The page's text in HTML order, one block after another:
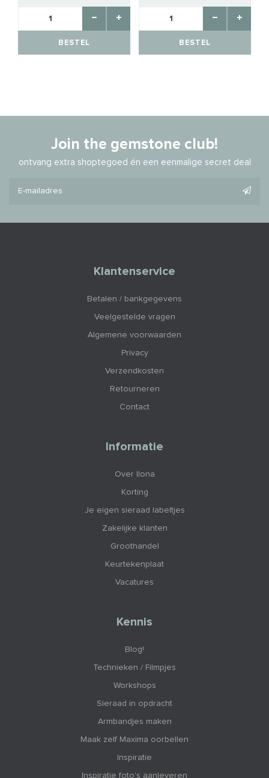
BESTEL BESTEL
Join the gemstone club!
ontvang extra shoptegoed én een eenmalige secret deal
Klantenservice
Betalen / bankgegevens
Veelgestelde vragen
Algemene voorwaarden
Privacy
Verzendkosten
Retourneren
Contact
Informatie
Over Ilona
Korting
Je eigen sieraad labeltjes
Zakelijke klanten
Groothandel
Keurtekenplaat
Vacatures
Kennis
Blog!
Technieken / Filmpjes
Workshops
Sieraad in opdracht
Armbandjes maken
Maak zelf Maxima oorbellen
Inspiratie
Inspiratie foto's aanleveren